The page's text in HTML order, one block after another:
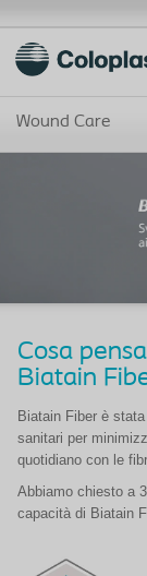
Wound Care
Cosa
Biatain
Biatain Fiber è
sanitari per
quotidiano con le
Abbiamo chiesto a
capacità di Biatain